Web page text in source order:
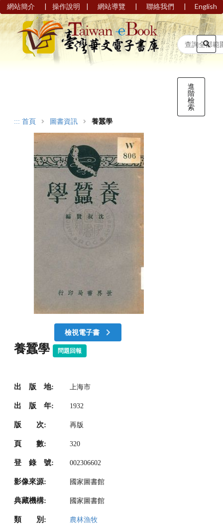
網站簡介 | 操作說明 | 網站導覽 | 聯絡我們 | English
進
階
檢
索
::: 首頁 圖書資訊 養蠶學
檢視電子書
養蠶學 問題回報
出 版 地: 上海市
出 版 年: 1932
版 次: 再版
頁 數: 320
登 錄 號: 002306602
影像來源: 國家圖書館
典藏機構: 國家圖書館
類 別: 農林漁牧